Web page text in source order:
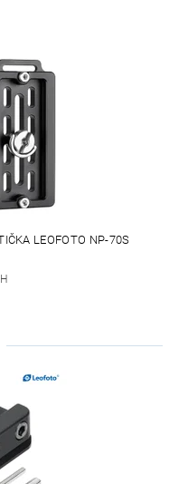
LEOFOTO NP-70S